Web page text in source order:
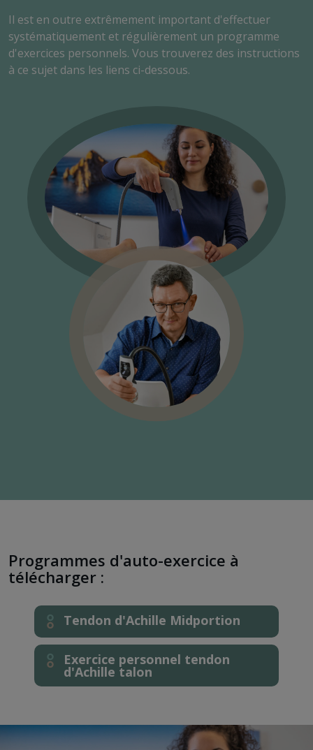
Il est en outre extrêmement important d'effectuer
systématiquement et régulièrement un programme
d'exercices personnels. Vous trouverez des instructions
à ce sujet dans les liens ci-dessous.
Programmes d'auto-exercice à
télécharger :
Tendon d'Achille Midportion
Exercice personnel tendon
d'Achille talon